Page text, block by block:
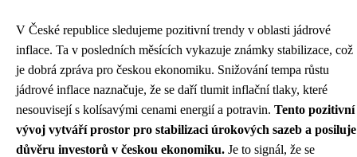
V České republice sledujeme pozitivní trendy v oblasti jádrové
inflace. Ta v posledních měsících vykazuje známky stabilizace, což
je dobrá zpráva pro českou ekonomiku. Snižování tempa růstu
jádrové inflace naznačuje, že se daří tlumit inflační tlaky, které
nesouvisejí s kolísavými cenami energií a potravin. Tento pozitivní
vývoj vytváří prostor pro stabilizaci úrokových sazeb a posiluje
důvěru investorů v českou ekonomiku. Je to signál, že se